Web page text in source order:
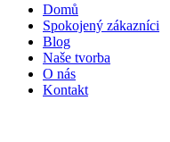
Domů
Spokojený zákazníci
Blog
Naše tvorba
O nás
Kontakt